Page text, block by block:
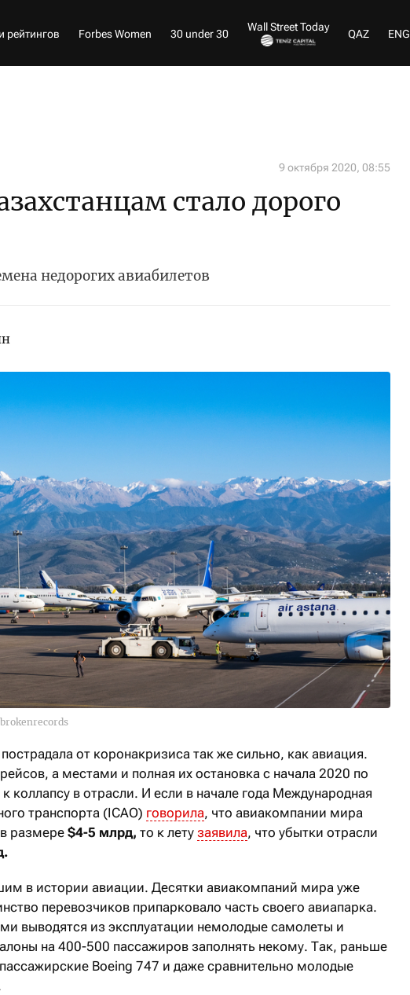
рейтингов Forbes Women 30 under 30
Wall Street Today
QAZ ENG
9 октября 2020, 08:55
стало дорого
недорогих авиабилетов
от коронакризиса так же сильно, как авиация.
а местами и полная их остановка с начала 2020 по
коллапсу в отрасли. И если в начале года Международная
транспорта (ICAO) говорила, что авиакомпании мира
размере $4-5 млрд, то к лету заявила, что убытки отрасли
в истории авиации. Десятки авиакомпаний мира уже
перевозчиков припарковало часть своего авиапарка.
выводятся из эксплуатации немолодые самолеты и
на 400-500 пассажиров заполнять некому. Так, раньше
Boeing 747 и даже сравнительно молодые